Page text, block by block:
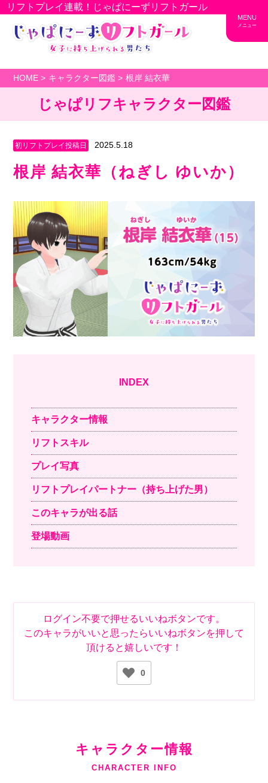
リフトプレイ連載 ！じゃぱにーずリフトガール
HOME キャラクター図鑑 根岸 結衣華
MENU
メニュー
じゃぱリフキャラクター図鑑
初リフトプレイ投稿日 2025.5.18
根岸 結衣華（ねぎし ゆいか）
INDEX
キャラクター情報
リフトスキル
プレイ写真
リフトプレイパートナー（持ち上げた男）
このキャラが出る話
登場動画
ログイン不要で押せるいいねボタンです。
このキャラがいいと思ったらいいねボタンを押して
頂けると嬉しいです！
0
キャラクター情報
CHARACTER INFO